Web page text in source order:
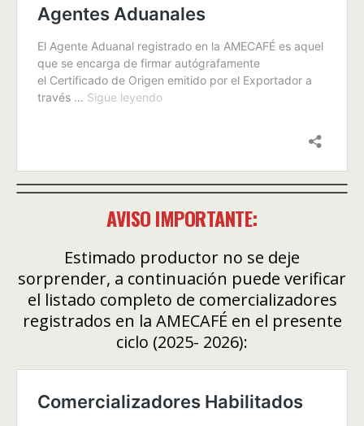
AVISO IMPORTANTE:
Estimado productor no se deje
sorprender, a continuación puede verificar
el listado completo de comercializadores
registrados en la AMECAFÉ en el presente
ciclo (2025- 2026):